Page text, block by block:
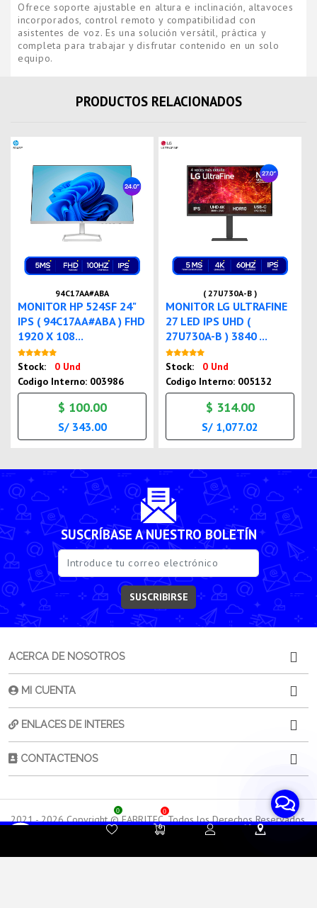
0 0
Ofrece soporte ajustable en altura e inclinación, altavoces
incorporados, control remoto y compatibilidad con
asistentes de voz. Es una solución versátil, práctica y
completa para trabajar y disfrutar contenido en un solo
equipo.
PRODUCTOS RELACIONADOS
94C17AA#ABA
MONITOR HP 524SF 24"
IPS ( 94C17AA#ABA ) FHD
1920 X 108...
Stock:
0 Und
Codigo Interno: 003986
$ 100.00
S/ 343.00
( 27U730A-B )
MONITOR LG ULTRAFINE
27 LED IPS UHD (
27U730A-B ) 3840 ...
Stock:
0 Und
Codigo Interno: 005132
$ 314.00
S/ 1,077.02
SUSCRÍBASE A NUESTRO BOLETÍN
SUSCRIBIRSE
Atención al
ACERCA DE NOSOTROS
MI CUENTA
ENLACES DE INTERES
CONTACTENOS
2021 -2026Copyright © FABRITEC. Todos los Derechos Reservados.
Desarrollado por HTEC